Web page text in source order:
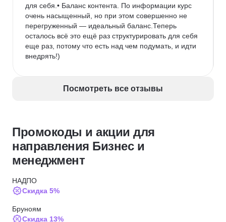
для себя.• Баланс контента. По информации курс
очень насыщенный, но при этом совершенно не
перегруженный — идеальный баланс.Теперь
осталось всё это ещё раз структурировать для себя
еще раз, потому что есть над чем подумать, и идти
внедрять!)
Посмотреть все отзывы
Промокоды и акции для
направления Бизнес и
менеджмент
НАДПО
Скидка 5%
Бруноям
Скидка 13%